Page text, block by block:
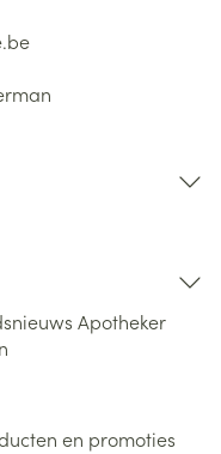
Apotheker
en promoties